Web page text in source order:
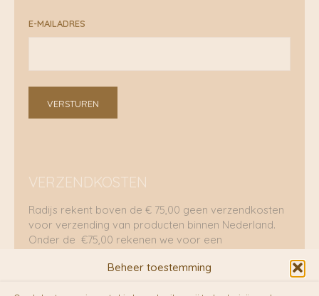
Beheer toestemming
E-MAILADRES
VERSTUREN
VERZENDKOSTEN
Radijs rekent boven de € 75,00 geen verzendkosten
voor verzending van producten binnen Nederland.
Onder de €75,00 rekenen we voor een